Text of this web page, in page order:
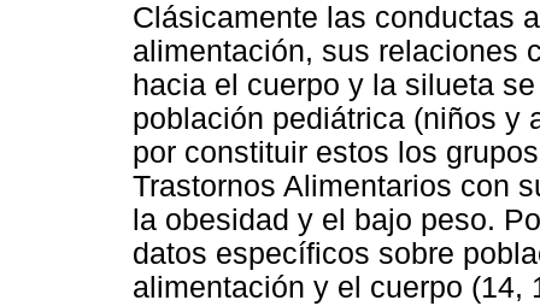
Clásicamente las conductas
alimentación, sus relaciones
hacia el cuerpo y la silueta
población pediátrica (niños y
por constituir estos los
Trastornos Alimentarios con
la obesidad y el bajo peso.
datos específicos sobre
alimentación y el cuerpo (14,